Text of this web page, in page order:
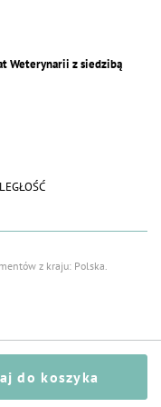
do koszyka
Weterynarii z siedzibą
z kraju: Polska